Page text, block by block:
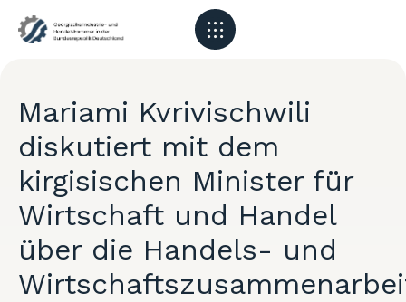
Mariami Kvrivischwili
diskutiert mit dem
kirgisischen Minister für
Wirtschaft und Handel
über die Handels- und